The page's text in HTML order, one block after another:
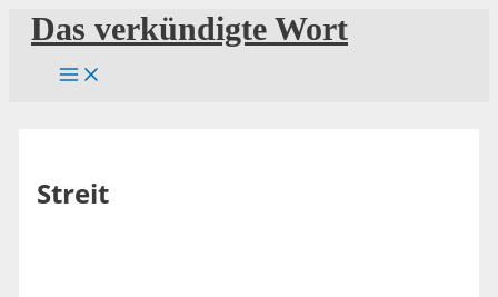
Zum
Inhalt
springen
Das verkündigte Wort
Streit